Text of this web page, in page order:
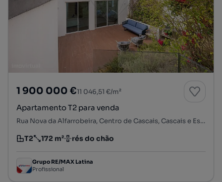
1 900 000 €11 046,51 €/m²
Apartamento T2 para venda
Rua Nova da Alfarrobeira, Centro de Cascais, Cascais e Estoril, Cascais, Lisboa
Tipologia
T2
Preço por metro quadrado
172 m²
Andar rés do chão
Grupo RE/MAX Latina
Profissional